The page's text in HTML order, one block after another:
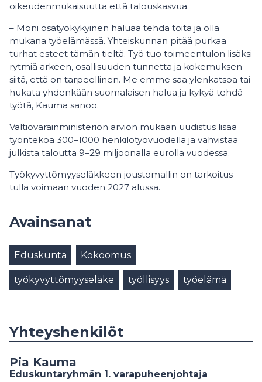
oikeudenmukaisuutta että talouskasvua.
– Moni osatyökykyinen haluaa tehdä töitä ja olla
mukana työelämässä. Yhteiskunnan pitää purkaa
turhat esteet tämän tieltä. Työ tuo toimeentulon lisäksi
rytmiä arkeen, osallisuuden tunnetta ja kokemuksen
siitä, että on tarpeellinen. Me emme saa ylenkatsoa tai
hukata yhdenkään suomalaisen halua ja kykyä tehdä
työtä, Kauma sanoo.
Valtiovarainministeriön arvion mukaan uudistus lisää
työntekoa 300–1000 henkilötyövuodella ja vahvistaa
julkista taloutta 9–29 miljoonalla eurolla vuodessa.
Työkyvyttömyyseläkkeen joustomallin on tarkoitus
tulla voimaan vuoden 2027 alussa.
Avainsanat
Eduskunta Kokoomus
työkyvyttömyyseläke työllisyys työelämä
Yhteyshenkilöt
Pia Kauma
Eduskuntaryhmän 1. varapuheenjohtaja